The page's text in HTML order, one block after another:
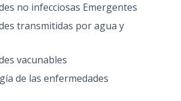
no infecciosas Emergentes
transmitidas por agua y
vacunables
de las enfermedades